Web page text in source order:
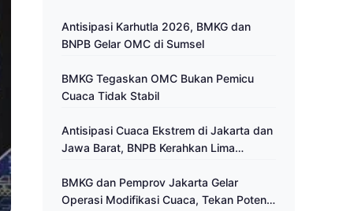
Antisipasi Karhutla 2026, BMKG dan
BNPB Gelar OMC di Sumsel
BMKG Tegaskan OMC Bukan Pemicu
Cuaca Tidak Stabil
Antisipasi Cuaca Ekstrem di Jakarta dan
Jawa Barat, BNPB Kerahkan Lima
Cuaca
BMKG dan Pemprov Jakarta Gelar
Operasi Modifikasi Cuaca, Tekan Potensi